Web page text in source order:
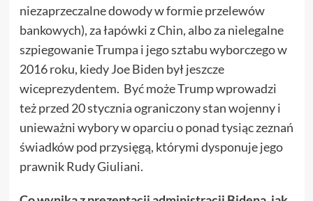
niezaprzeczalne dowody w formie przelewów
bankowych), za łapówki z Chin, albo za nielegalne
szpiegowanie Trumpa i jego sztabu wyborczego w
2016 roku, kiedy Joe Biden był jeszcze
wiceprezydentem. Być może Trump wprowadzi
też przed 20 stycznia ograniczony stan wojenny i
unieważni wybory w oparciu o ponad tysiąc zeznań
świadków pod przysięgą, którymi dysponuje jego
prawnik Rudy Giuliani.